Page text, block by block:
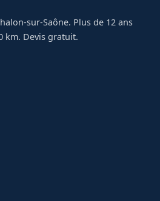
sur-Saône. Plus de 12 ans
km. Devis gratuit.